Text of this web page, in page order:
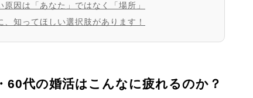
原因は「あなた」ではなく「場所」
、知ってほしい選択肢があります！
60代の婚活はこんなに疲れるのか？